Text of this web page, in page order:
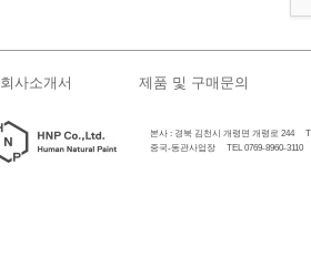
회사소개서 제품 및 구매문의
본사 : 경북 김천시 개령면 개령로 244
중국-동관사업장 TEL 0769-8960-3110